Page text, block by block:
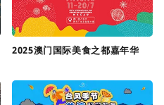
2025澳门国际美食之都嘉年华